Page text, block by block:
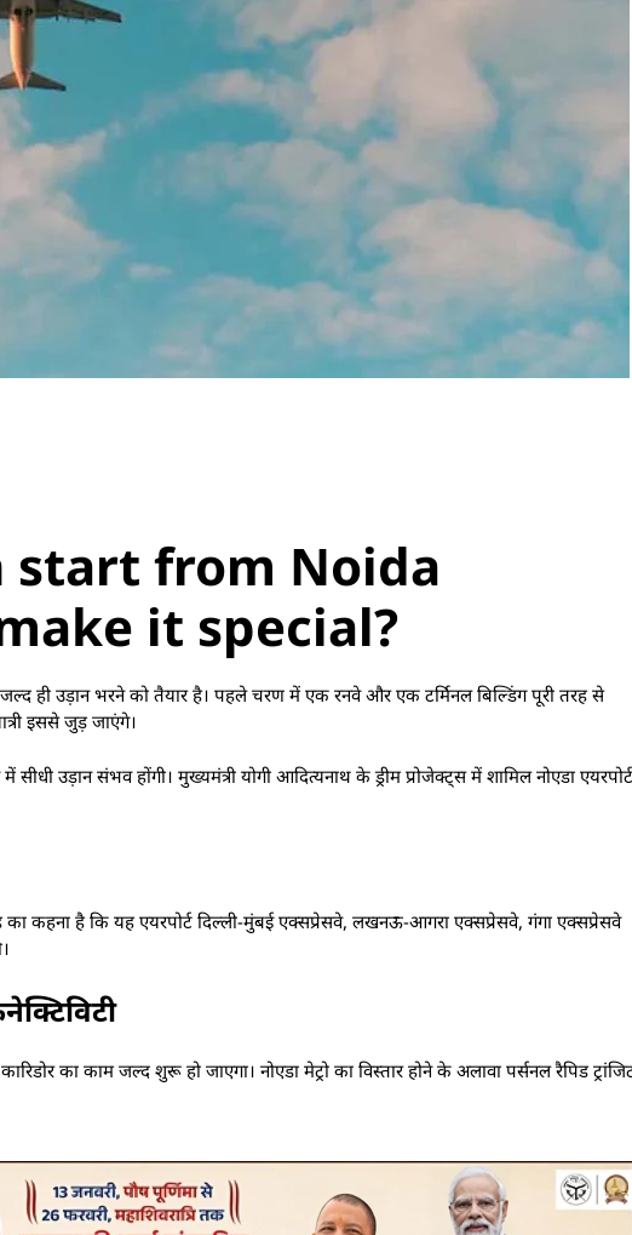
start from Noida
it special?
जल्द ही उड़ान भरने को तैयार है। पहले चरण में एक रनवे और एक टर्मिनल बिल्डिंग पूरी तरह से
इससे जुड़ जाएंगे।
उड़ान संभव होंगी। मुख्यमंत्री योगी आदित्यनाथ के ड्रीम प्रोजेक्ट्स में शामिल नोएडा एयरपोर्ट
कहना है कि यह एयरपोर्ट दिल्ली-मुंबई एक्सप्रेसवे, लखनऊ-आगरा एक्सप्रेसवे, गंगा एक्सप्रेसवे
का काम जल्द शुरू हो जाएगा। नोएडा मेट्रो का विस्तार होने के अलावा पर्सनल रैपिड